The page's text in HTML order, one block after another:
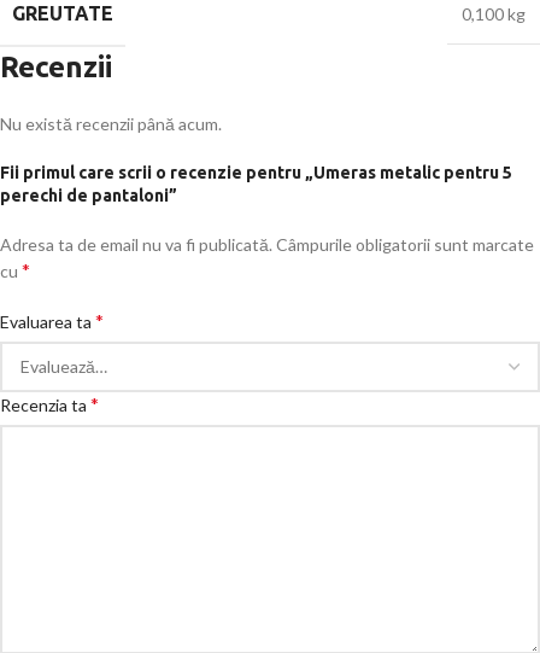
GREUTATE 0,100 kg
Recenzii
Nu există recenzii până acum.
Fii primul care scrii o recenzie pentru „Umeras metalic pentru 5
perechi de pantaloni”
Adresa ta de email nu va fi publicată. Câmpurile obligatorii sunt marcate
cu *
Evaluarea ta *
Recenzia ta *